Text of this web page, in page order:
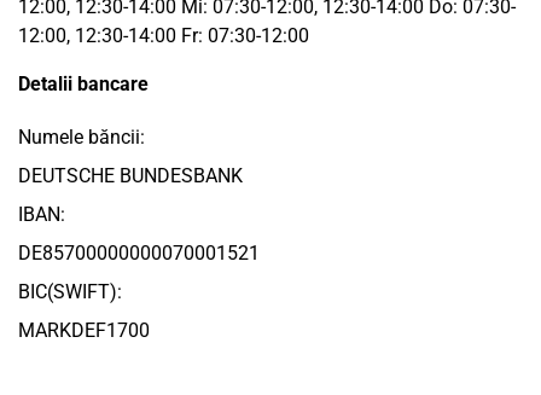
12:00, 12:30-14:00 Mi: 07:30-12:00, 12:30-14:00 Do: 07:30-
12:00, 12:30-14:00 Fr: 07:30-12:00
Detalii bancare
Numele băncii:
DEUTSCHE BUNDESBANK
IBAN:
DE85700000000070001521
BIC(SWIFT):
MARKDEF1700